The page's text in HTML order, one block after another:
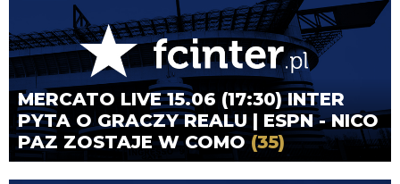
MERCATO LIVE 15.06 (17:30) INTER
PYTA O GRACZY REALU | ESPN - NICO
PAZ ZOSTAJE W COMO (35)